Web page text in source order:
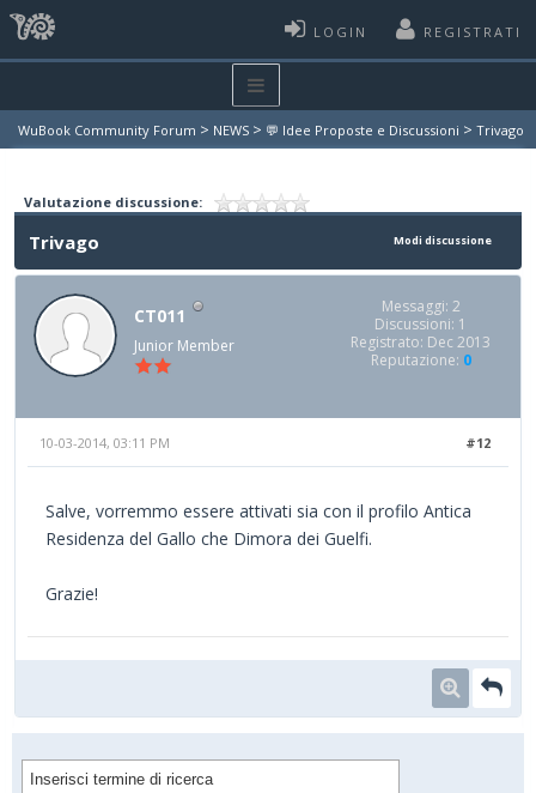
LOGIN REGISTRATI
WuBook Community Forum > NEWS > 💬 Idee Proposte e Discussioni > Trivago
Valutazione discussione:
Modi discussione
Trivago
CT011
Junior Member
Messaggi: 2
Discussioni: 1
Registrato: Dec 2013
Reputazione: 0
#12
10-03-2014, 03:11 PM
Salve, vorremmo essere attivati sia con il profilo Antica
Residenza del Gallo che Dimora dei Guelfi.
Grazie!